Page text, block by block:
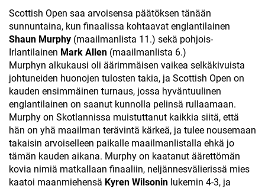
Scottish Open saa arvoisensa päätöksen tänään
sunnuntaina, kun finaalissa kohtaavat englantilainen
Shaun Murphy (maailmanlista 11.) sekä pohjois-
Irlantilainen Mark Allen (maailmanlista 6.)
Murphyn alkukausi oli äärimmäisen vaikea selkäkivuista
johtuneiden huonojen tulosten takia, ja Scottish Open on
kauden ensimmäinen turnaus, jossa hyväntuulinen
englantilainen on saanut kunnolla pelinsä rullaamaan.
Murphy on Skotlannissa muistuttanut kaikkia siitä, että
hän on yhä maailman terävintä kärkeä, ja tulee nousemaan
takaisin arvoiselleen paikalle maailmanlistalla ehkä jo
tämän kauden aikana. Murphy on kaatanut äärettömän
kovia nimiä matkallaan finaaliin, neljännesvälierissä mies
kaatoi maanmiehensä Kyren Wilsonin lukemin 4-3, ja